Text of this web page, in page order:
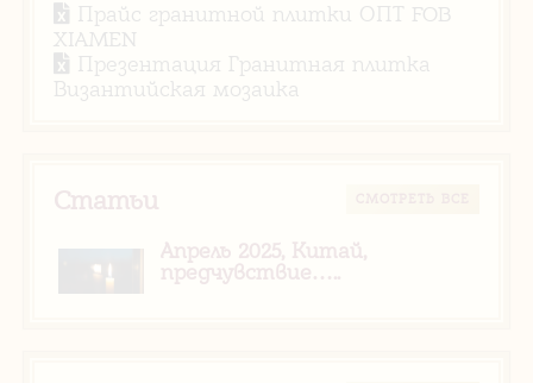
Прайс гранитной плитки ОПТ FOB
XIAMEN
Презентация Гранитная плитка
Византийская мозаика
Статьи
Апрель 2025, Китай,
предчувствие…..